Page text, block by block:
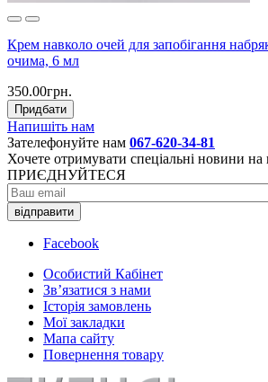
Крем навколо очей для запобігання
очима, 6 мл
350.00грн.
Придбати
Напишіть нам
Зателефонуйте нам 067-620-34-81
Хочете отримувати спеціальні новини
ПРИЄДНУЙТЕСЯ
відправити
Facebook
Особистий Кабінет
Зв’язатися з нами
Історія замовлень
Мої закладки
Мапа сайту
Повернення товару